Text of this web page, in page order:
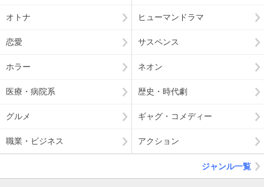
オトナ ヒューマンドラマ
恋愛 サスペンス
ホラー ネオン
医療・病院系 歴史・時代劇
グルメ ギャグ・コメディー
職業・ビジネス アクション
ジャンル一覧